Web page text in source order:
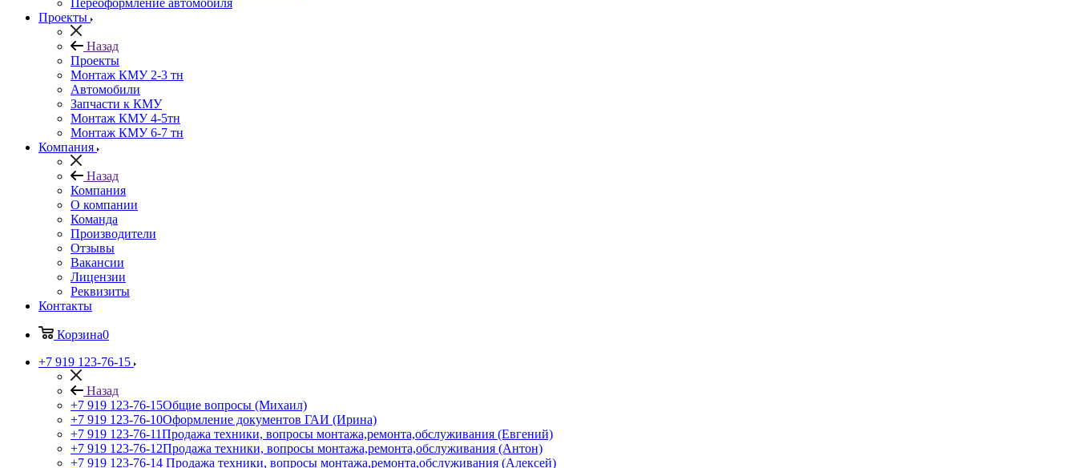
Переоформление автомобиля
Проекты
Назад
Проекты
Монтаж КМУ 2-3 тн
Автомобили
Запчасти к КМУ
Монтаж КМУ 4-5тн
Монтаж КМУ 6-7 тн
Компания
Назад
Компания
О компании
Команда
Производители
Отзывы
Вакансии
Лицензии
Реквизиты
Контакты
Корзина0
+7 919 123-76-15
Назад
+7 919 123-76-15Общие вопросы (Михаил)
+7 919 123-76-10Оформление документов ГАИ (Ирина)
+7 919 123-76-11Продажа техники, вопросы монтажа,ремонта,обслуживания (Евгений)
+7 919 123-76-12Продажа техники, вопросы монтажа,ремонта,обслуживания (Антон)
+7 919 123-76-14 Продажа техники, вопросы монтажа,ремонта,обслуживания (Алексей)